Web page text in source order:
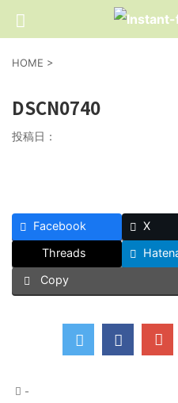
HOME >
DSCN0740
投稿日：
Facebook X
Threads
Copy
-